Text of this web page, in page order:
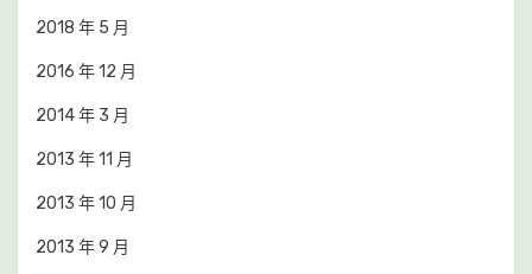
2018 年 5 月
2016 年 12 月
2014 年 3 月
2013 年 11 月
2013 年 10 月
2013 年 9 月